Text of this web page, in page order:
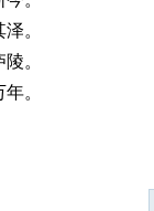
。
。
。